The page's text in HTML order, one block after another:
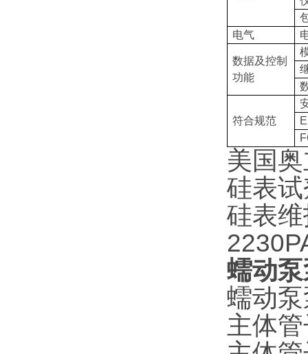
电气
数据及控制
功能
符合规范
美国
硅表
硅表
蠕动
蠕动
主体